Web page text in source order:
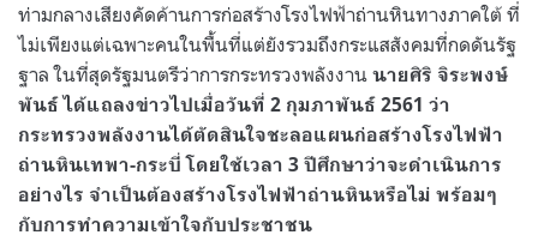
ท่ามกลางเสียงคัดค้านการก่อสร้างโรงไฟฟ้าถ่านหินทางภาคใต้ ที่
ไม่เพียงแต่เฉพาะคนในพื้นที่แต่ยังรวมถึงกระแสสังคมที่กดดันรัฐ
ฐาล ในที่สุดรัฐมนตรีว่าการกระทรวงพลังงาน นายศิริ จิระพงษ์
พันธ์ ได้แถลงข่าวไปเมื่อวันที่ 2 กุมภาพันธ์ 2561 ว่า
กระทรวงพลังงานได้ตัดสินใจชะลอแผนก่อสร้างโรงไฟฟ้า
ถ่านหินเทพา-กระบี่ โดยใช้เวลา 3 ปีศึกษาว่าจะดำเนินการ
อย่างไร จำเป็นต้องสร้างโรงไฟฟ้าถ่านหินหรือไม่ พร้อมๆ
กับการทำความเข้าใจกับประชาชน